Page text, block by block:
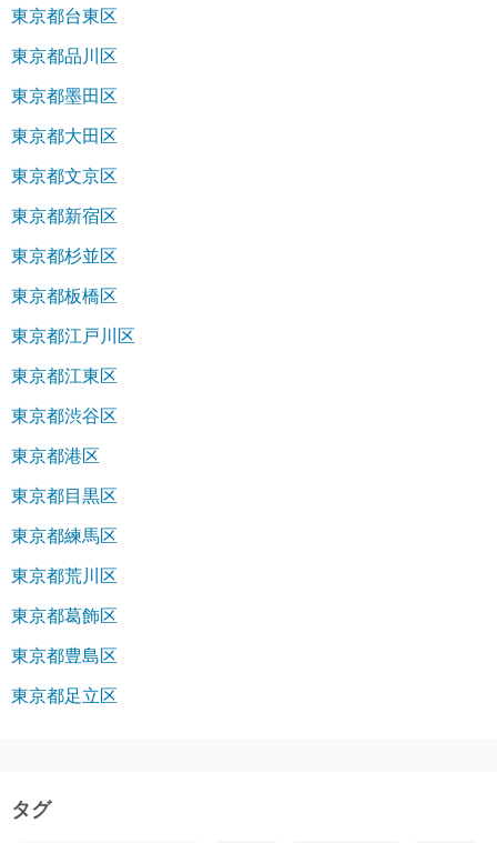
東京都台東区
東京都品川区
東京都墨田区
東京都大田区
東京都文京区
東京都新宿区
東京都杉並区
東京都板橋区
東京都江戸川区
東京都江東区
東京都渋谷区
東京都港区
東京都目黒区
東京都練馬区
東京都荒川区
東京都葛飾区
東京都豊島区
東京都足立区
タグ